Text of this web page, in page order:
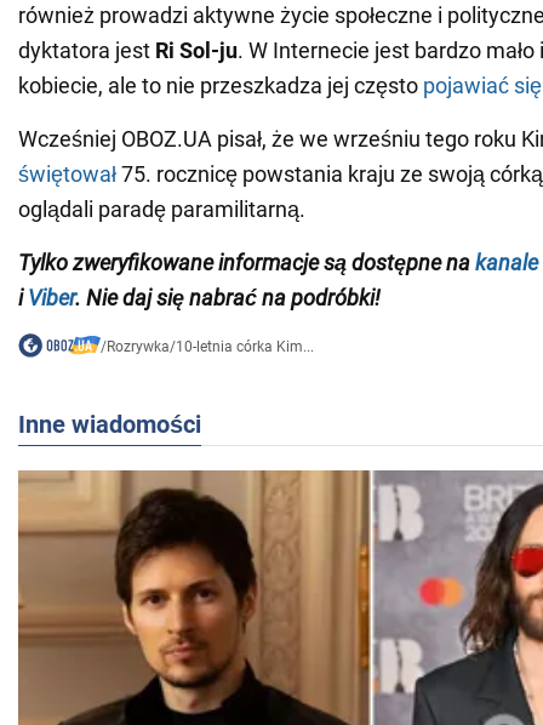
również prowadzi aktywne życie społeczne i
dyktatora jest Ri Sol-ju. W Internecie jest bardzo
kobiecie, ale to nie przeszkadza jej często pojawiać
Wcześniej OBOZ.UA pisał, że we wrześniu tego roku
świętował75. rocznicę powstania kraju ze swoją
oglądali paradę paramilitarną.
Tylko zweryfikowane informacje są dostępne nakanale
iViber. Nie daj się nabrać na podróbki!
/Rozrywka/10-letnia córka Kim...
Inne wiadomości